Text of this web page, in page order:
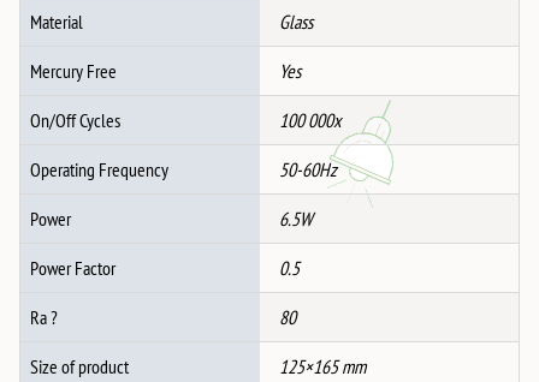
Material Glass
Mercury Free Yes
On/Off Cycles 100 000x
Operating Frequency 50-60Hz
Power 6.5W
Power Factor 0.5
Ra ? 80
Size of product 125×165 mm